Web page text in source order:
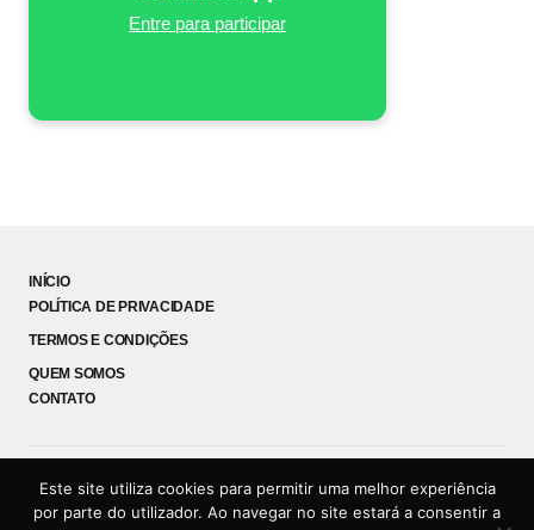
Entre para participar
INÍCIO
POLÍTICA DE PRIVACIDADE
TERMOS E CONDIÇÕES
QUEM SOMOS
CONTATO
Coruja News
Este site utiliza cookies para permitir uma melhor experiência
por parte do utilizador. Ao navegar no site estará a consentir a